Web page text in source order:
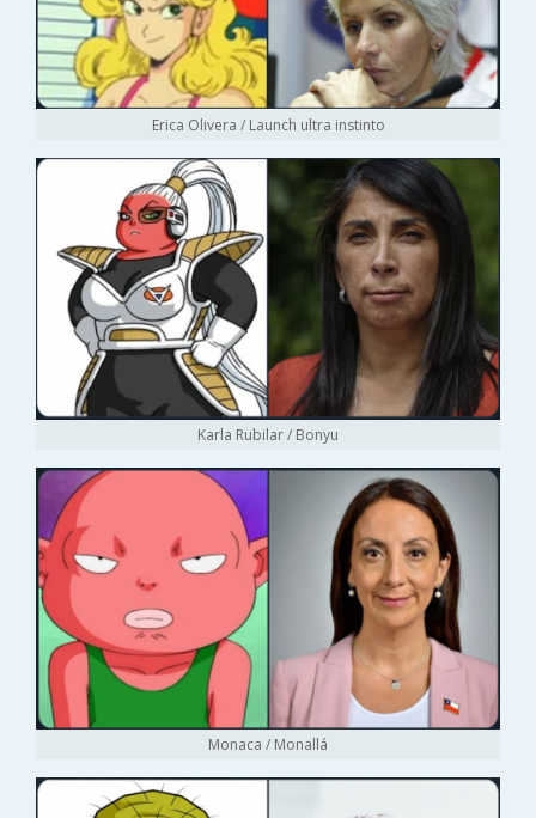
Erica Olivera / Launch ultra instinto
Karla Rubilar / Bonyu
Monaca / Monallá